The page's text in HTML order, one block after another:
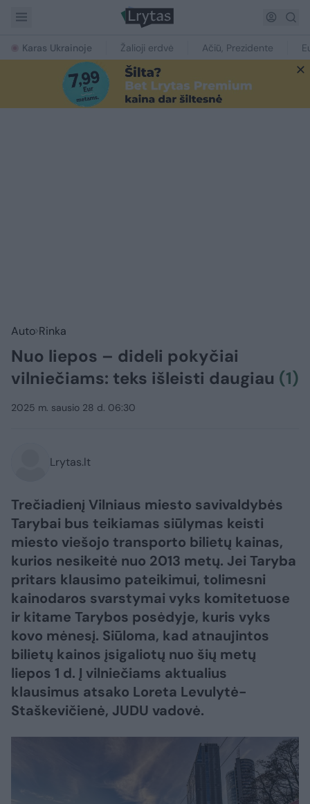
Karas Ukrainoje Žalioji erdvė Ačiū, Prezidente
Auto Rinka
Nuo liepos – dideli pokyčiai
vilniečiams: teks išleisti daugiau (1)
2025 m. sausio 28 d. 06:30
Lrytas.lt
Trečiadienį Vilniaus miesto savivaldybės
Tarybai bus teikiamas siūlymas keisti
miesto viešojo transporto bilietų kainas,
kurios nesikeitė nuo 2013 metų. Jei Taryba
pritars klausimo pateikimui, tolimesni
kainodaros svarstymai vyks komitetuose
ir kitame Tarybos posėdyje, kuris vyks
kovo mėnesį. Siūloma, kad atnaujintos
bilietų kainos įsigaliotų nuo šių metų
liepos 1 d. Į vilniečiams aktualius
klausimus atsako Loreta Levulytė-
Staškevičienė, JUDU vadovė.